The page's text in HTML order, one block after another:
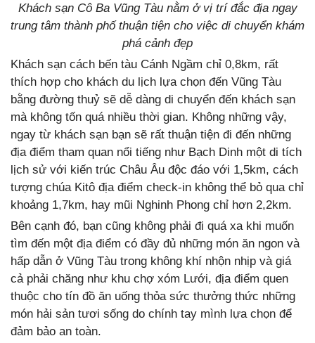
Khách sạn Cô Ba Vũng Tàu nằm ở vị trí đắc địa ngay
trung tâm thành phố thuận tiện cho việc di chuyển khám
phá cảnh đẹp
Khách sạn cách bến tàu Cánh Ngầm chỉ 0,8km, rất
thích hợp cho khách du lịch lựa chọn đến Vũng Tàu
bằng đường thuỷ sẽ dễ dàng di chuyển đến khách sạn
mà không tốn quá nhiều thời gian. Không những vậy,
ngay từ khách sạn bạn sẽ rất thuận tiện đi đến những
địa điểm tham quan nổi tiếng như Bạch Dinh một di tích
lịch sử với kiến trúc Châu Âu độc đáo với 1,5km, cách
tượng chúa Kitô địa điểm check-in không thể bỏ qua chỉ
khoảng 1,7km, hay mũi Nghinh Phong chỉ hơn 2,2km.
Bên cạnh đó, bạn cũng không phải đi quá xa khi muốn
tìm đến một địa điểm có đầy đủ những món ăn ngon và
hấp dẫn ở Vũng Tàu trong không khí nhộn nhịp và giá
cả phải chăng như khu chợ xóm Lưới, địa điểm quen
thuộc cho tín đồ ăn uống thỏa sức thưởng thức những
món hải sản tươi sống do chính tay mình lựa chọn để
đảm bảo an toàn.